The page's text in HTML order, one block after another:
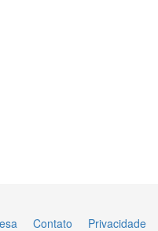
Contato Privacidade